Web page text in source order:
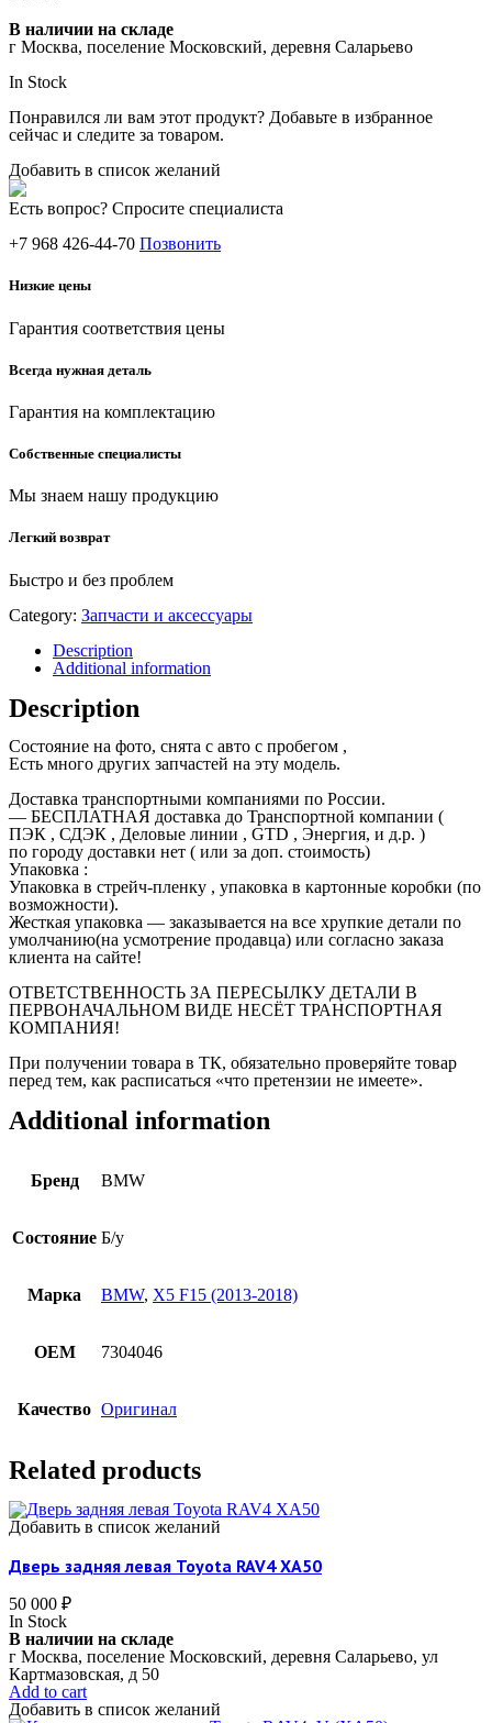
В наличии на складе
г Москва, поселение Московский, деревня Саларьево
In Stock
Понравился ли вам этот продукт? Добавьте в избранное
сейчас и следите за товаром.
Добавить в список желаний
Есть вопрос? Спросите специалиста
+7 968 426-44-70 Позвонить
Низкие цены
Гарантия соответствия цены
Всегда нужная деталь
Гарантия на комплектацию
Собственные специалисты
Мы знаем нашу продукцию
Легкий возврат
Быстро и без проблем
Category: Запчасти и аксессуары
Description
Additional information
Description
Состояние на фото, снята с авто с пробегом ,
Есть много других запчастей на эту модель.
Доставка транспортными компаниями по России.
— БЕСПЛАТНАЯ доставка до Транспортной компании (
ПЭК , СДЭК , Деловые линии , GTD , Энергия, и д.р. )
по городу доставки нет ( или за доп. стоимость)
Упаковка :
Упаковка в стрейч-пленку , упаковка в картонные коробки (по
возможности).
Жесткая упаковка — заказывается на все хрупкие детали по
умолчанию(на усмотрение продавца) или согласно заказа
клиента на сайте!
ОТВЕТСТВЕННОСТЬ ЗА ПЕРЕСЫЛКУ ДЕТАЛИ В
ПЕРВОНАЧАЛЬНОМ ВИДЕ НЕСЁТ ТРАНСПОРТНАЯ
КОМПАНИЯ!
При получении товара в ТК, обязательно проверяйте товар
перед тем, как расписаться «что претензии не имеете».
Additional information
Бренд BMW
Состояние Б/у
Марка BMW, X5 F15 (2013-2018)
OEM 7304046
Качество Оригинал
Related products
Добавить в список желаний
Дверь задняя левая Toyota RAV4 XA50
50 000 ₽
In Stock
В наличии на складе
г Москва, поселение Московский, деревня Саларьево, ул
Картмазовская, д 50
Add to cart
Добавить в список желаний